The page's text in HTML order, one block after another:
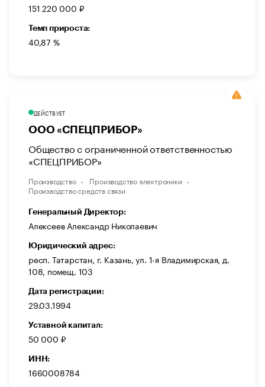
151 220 000 ₽
Темп прироста:
40,87 %
ДЕЙСТВУЕТ
ООО «СПЕЦПРИБОР»
Общество с ограниченной ответственностью
«СПЕЦПРИБОР»
Производство
Производство электроники
Производство средств связи
Генеральный Директор:
Алексеев Александр Николаевич
Юридический адрес:
респ. Татарстан, г. Казань, ул. 1-я Владимирская, д.
108, помещ. 103
Дата регистрации:
29.03.1994
Уставной капитал:
50 000 ₽
ИНН:
1660008784